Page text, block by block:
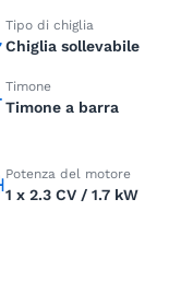
Tipo di chiglia
Chiglia sollevabile
Timone
Timone a barra
Potenza del motore
1 x 2.3 CV / 1.7 kW